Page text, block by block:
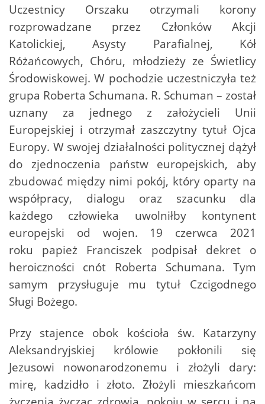
Uczestnicy Orszaku otrzymali korony
rozprowadzane przez Członków Akcji
Katolickiej, Asysty Parafialnej, Kół
Różańcowych, Chóru, młodzieży ze Świetlicy
Środowiskowej. W pochodzie uczestniczyła też
grupa Roberta Schumana. R. Schuman – został
uznany za jednego z założycieli Unii
Europejskiej i otrzymał zaszczytny tytuł Ojca
Europy. W swojej działalności politycznej dążył
do zjednoczenia państw europejskich, aby
zbudować między nimi pokój, który oparty na
współpracy, dialogu oraz szacunku dla
każdego człowieka uwolniłby kontynent
europejski od wojen. 19 czerwca 2021
roku papież Franciszek podpisał dekret o
heroiczności cnót Roberta Schumana. Tym
samym przysługuje mu tytuł Czcigodnego
Sługi Bożego.
Przy stajence obok kościoła św. Katarzyny
Aleksandryjskiej królowie pokłonili się
Jezusowi nowonarodzonemu i złożyli dary:
mirę, kadzidło i złoto. Złożyli mieszkańcom